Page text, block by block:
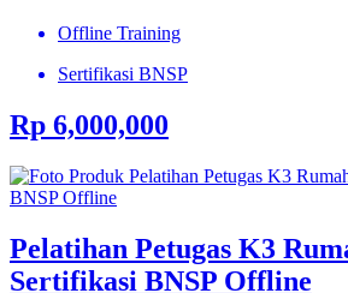
Offline Training
Sertifikasi BNSP
Rp 6,000,000
Pelatihan Petugas K3
Sertifikasi BNSP Offline